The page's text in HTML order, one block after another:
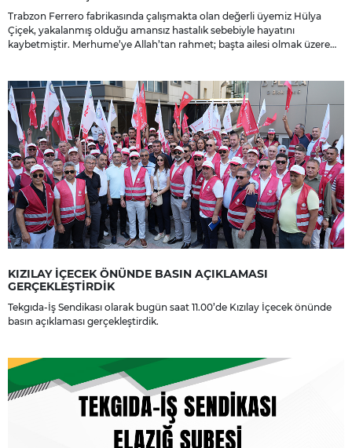
Trabzon Ferrero fabrikasında çalışmakta olan değerli üyemiz Hülya
Çiçek, yakalanmış olduğu amansız hastalık sebebiyle hayatını
kaybetmiştir. Merhume’ye Allah’tan rahmet; başta ailesi olmak üzere
KIZILAY İÇECEK ÖNÜNDE BASIN AÇIKLAMASI
GERÇEKLEŞTİRDİK
Tekgıda-İş Sendikası olarak bugün saat 11.00’de Kızılay İçecek önünde
basın açıklaması gerçekleştirdik.